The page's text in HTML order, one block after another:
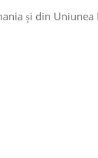
și din Uniunea